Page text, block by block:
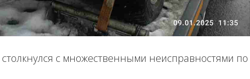
с множественными неисправностями по